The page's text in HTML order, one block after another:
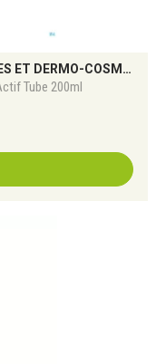
BIODERMA : SOINS DERMATOLOGIQUES ET DERMO-COSMÉTIQUES POUR TOUS LES TYPES DE PEAU
Tube 200ml